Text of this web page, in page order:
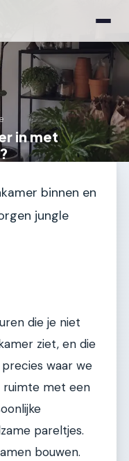
in met
binnen en
jungle
die je niet
ziet, en die
precies waar we
ruimte met een
pareltjes.
bouwen.